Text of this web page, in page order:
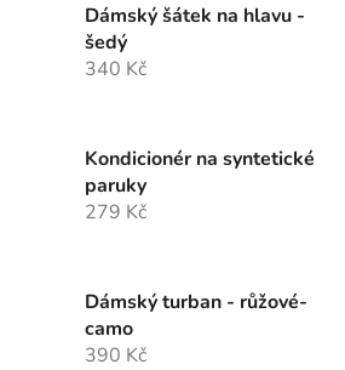
Dámský šátek na hlavu -
šedý
340 Kč
Kondicionér na syntetické
paruky
279 Kč
Dámský turban - růžové-
camo
390 Kč